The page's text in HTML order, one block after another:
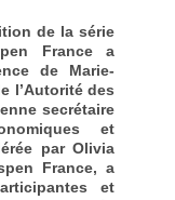
de la série
France a
de Marie-
l’Autorité des
secrétaire
et
par Olivia
France, a
et